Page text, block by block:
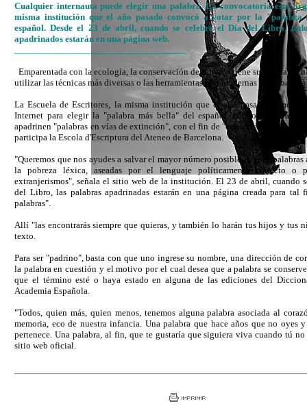
Cualquier internauta puede elegir una palabra. La convocatoria está
misma institución que el año pasado convocó a votar por la "palabra
español. Desde el 23 de abril, cuando se celebre el Día del Libro,
apadrinados estarán en una página web.
Emparentada con la ecología, la conservación del idioma tiene su propia
utilizar las técnicas más diversas o las herramientas más modernas en su batalla.
La Escuela de Escritores, la misma institución que el año pasado llamó a
Internet para elegir la "palabra más bella" del español, convoca ahora a
apadrinen "palabras en vías de extinción", con el fin de "conservarla". En la
participa la Escola d'Escriptura del Ateneo de Barcelona.
"Queremos que nos ayudes a salvar el mayor número posible de esas palabras
la pobreza léxica, aseadas por el lenguaje políticamente correcto o
extranjerismos", señala el sitio web de la institución. El 23 de abril, cuando
del Libro, las palabras apadrinadas estarán en una página creada para tal
palabras".
Allí "las encontrarás siempre que quieras, y también lo harán tus hijos y tus
texto.
Para ser "padrino", basta con que uno ingrese su nombre, una dirección de
la palabra en cuestión y el motivo por el cual desea que a palabra se
que el término esté o haya estado en alguna de las ediciones del
Academia Española.
"Todos, quien más, quien menos, tenemos alguna palabra asociada al
memoria, eco de nuestra infancia. Una palabra que hace años que no oyes
pertenece. Una palabra, al fin, que te gustaría que siguiera viva cuando tú no
sitio web oficial.